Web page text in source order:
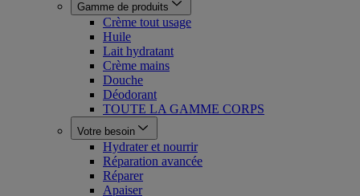
Gamme de produits
Crème tout usage
Huile
Lait hydratant
Crème mains
Douche
Déodorant
TOUTE LA GAMME CORPS
Votre besoin
Hydrater et nourrir
Réparation avancée
Réparer
Apaiser